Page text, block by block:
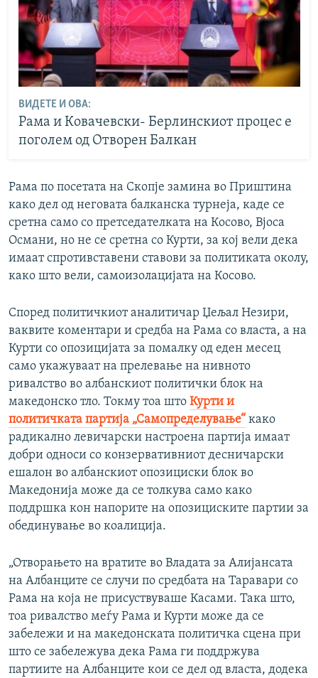
ВИДЕТЕ И ОВА:
Рама и Ковачевски- Берлинскиот процес е
поголем од Отворен Балкан
Рама по посетата на Скопје замина во Приштина
како дел од неговата балканска турнеја, каде се
сретна само со претседателката на Косово, Вјоса
Османи, но не се сретна со Курти, за кој вели дека
имаат спротивставени ставови за политиката околу,
како што вели, самоизолацијата на Косово.
Според политичкиот аналитичар Џељал Незири,
ваквите коментари и средба на Рама со власта, а на
Курти со опозицијата за помалку од еден месец
само укажуваат на прелевање на нивното
ривалство во албанскиот политички блок на
македонско тло. Токму тоа што Курти и
политичката партија „Самопределување“ како
радикално левичарски настроена партија имаат
добри односи со конзервативниот десничарски
ешалон во албанскиот опозициски блок во
Македонија може да се толкува само како
поддршка кон напорите на опозициските партии за
обединување во коалиција.
„Отворањето на вратите во Владата за Алијансата
на Албанците се случи по средбата на Таравари со
Рама на која не присуствуваше Касами. Така што,
тоа ривалство меѓу Рама и Курти може да се
забележи и на македонската политичка сцена при
што се забележува дека Рама ги поддржува
партиите на Албанците кои се дел од власта, додека